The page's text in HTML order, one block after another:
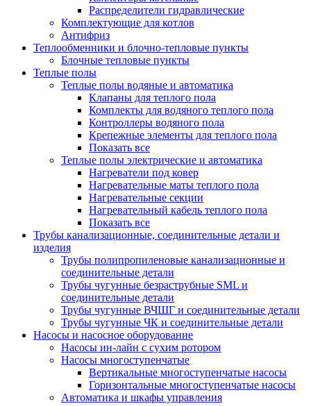
Распределители гидравлические
Комплектующие для котлов
Антифриз
Теплообменники и блочно-тепловые пункты
Блочные тепловые пункты
Теплые полы
Теплые полы водяные и автоматика
Клапаны для теплого пола
Комплекты для водяного теплого пола
Контроллеры водяного пола
Крепежные элементы для теплого пола
Показать все
Теплые полы электрические и автоматика
Нагреватели под ковер
Нагревательные маты теплого пола
Нагревательные секции
Нагревательный кабель теплого пола
Показать все
Трубы канализационные, соединительные детали и
изделия
Трубы полипропиленовые канализационные и
соединительные детали
Трубы чугунные безраструбные SML и
соединительные детали
Трубы чугунные ВЧШГ и соединительные детали
Трубы чугунные ЧК и соединительные детали
Насосы и насосное оборудование
Насосы ин-лайн с сухим ротором
Насосы многоступенчатые
Вертикальные многоступенчатые насосы
Горизонтальные многоступенчатые насосы
Автоматика и шкафы управления